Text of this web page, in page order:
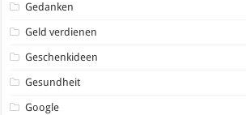
Gedanken
Geld verdienen
Geschenkideen
Gesundheit
Google